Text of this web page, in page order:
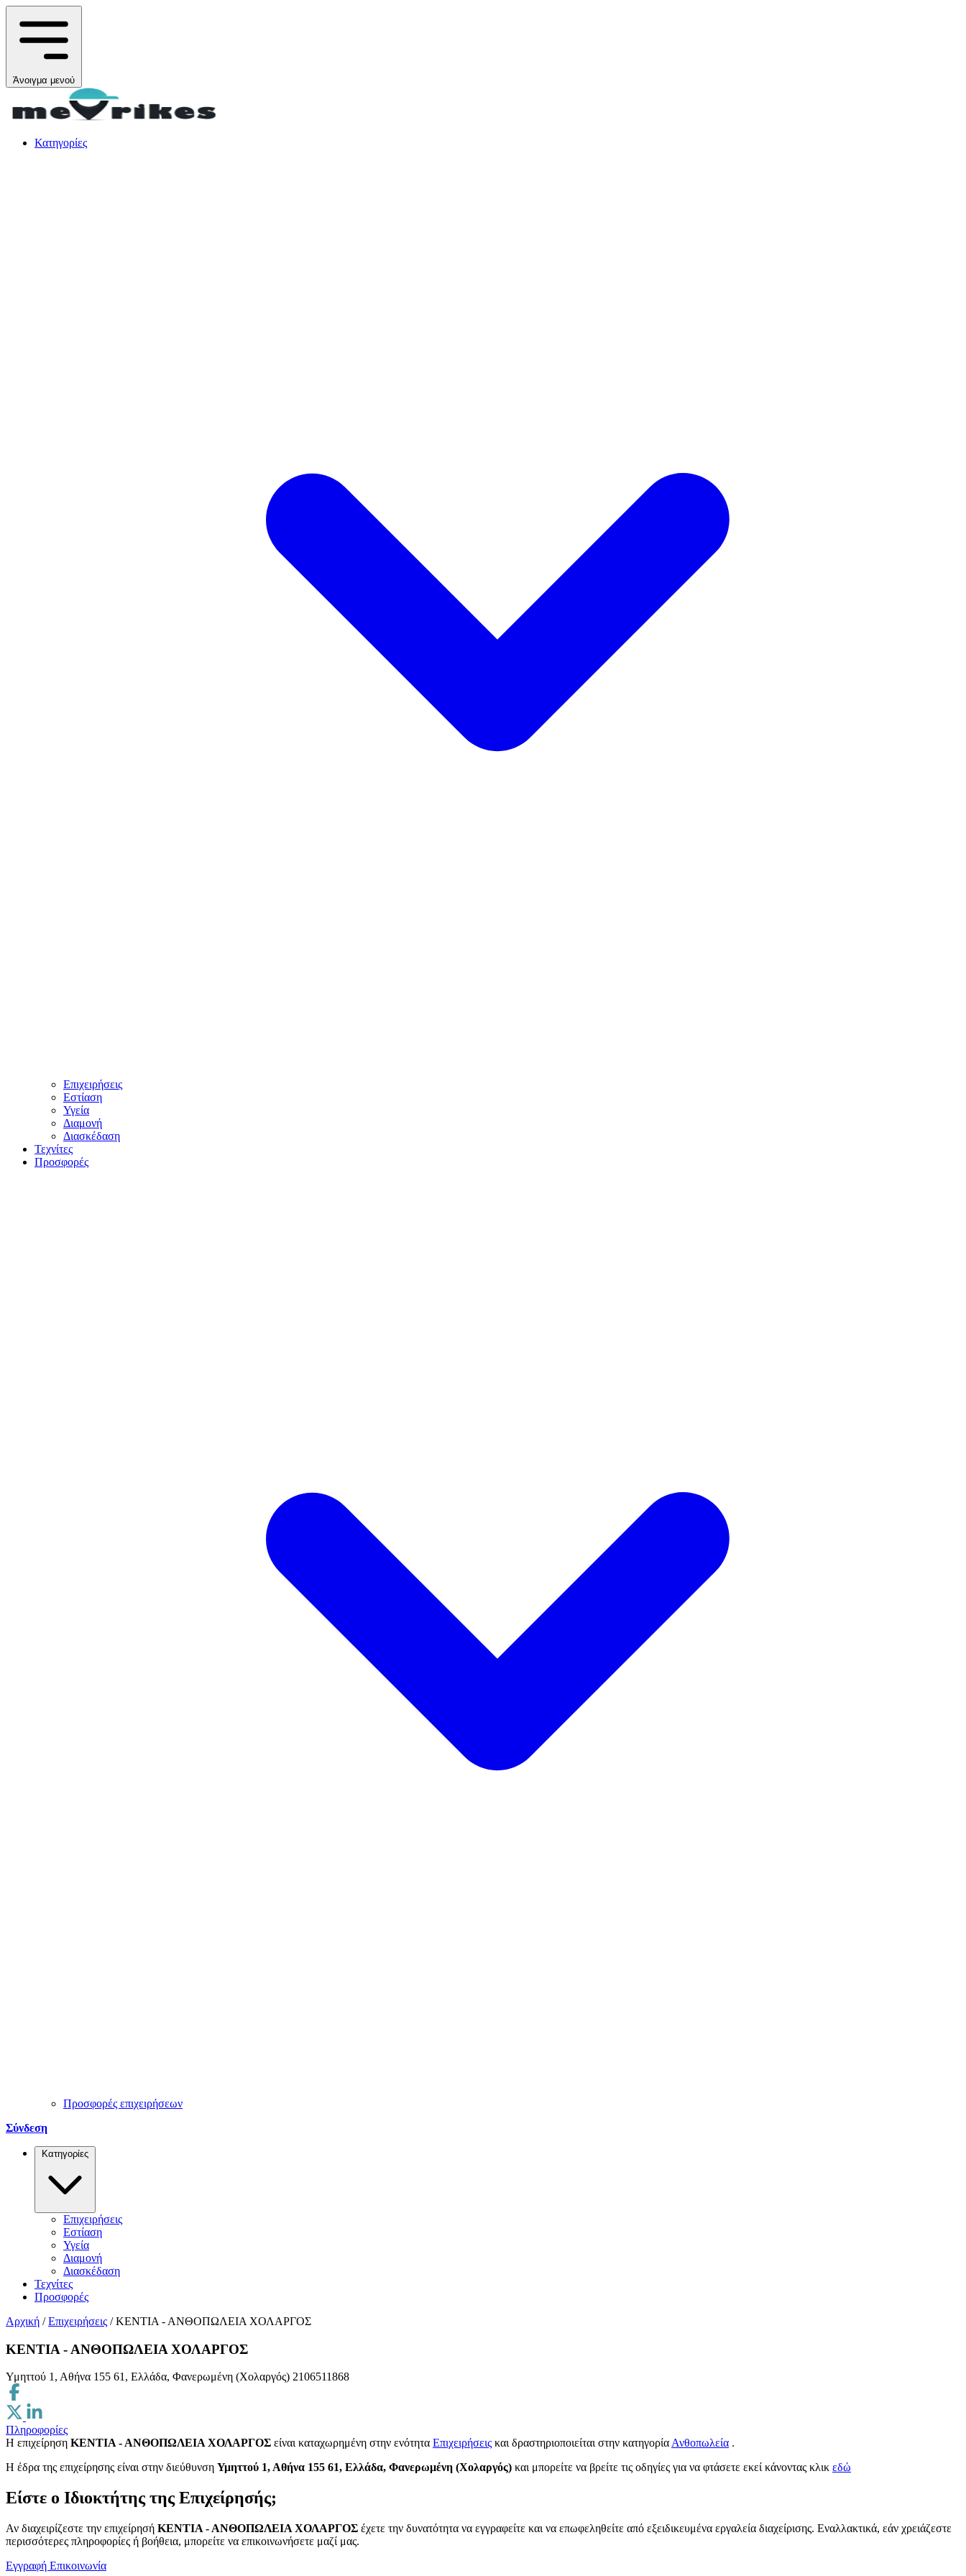
Άνοιγμα μενού
Κατηγορίες
Επιχειρήσεις
Εστίαση
Υγεία
Διαμονή
Διασκέδαση
Τεχνίτες
Προσφορές
Προσφορές επιχειρήσεων
Σύνδεση
Κατηγορίες
Επιχειρήσεις
Εστίαση
Υγεία
Διαμονή
Διασκέδαση
Τεχνίτες
Προσφορές
Αρχική / Επιχειρήσεις / ΚΕΝΤΙΑ - ΑΝΘΟΠΩΛΕΙΑ ΧΟΛΑΡΓΟΣ
ΚΕΝΤΙΑ - ΑΝΘΟΠΩΛΕΙΑ ΧΟΛΑΡΓΟΣ
Υμηττού 1, Αθήνα 155 61, Ελλάδα, Φανερωμένη (Χολαργός) 2106511868
Πληροφορίες
Η επιχείρηση ΚΕΝΤΙΑ - ΑΝΘΟΠΩΛΕΙΑ ΧΟΛΑΡΓΟΣ είναι καταχωρημένη στην ενότητα Επιχειρήσεις και δραστηριοποιείται στην κατηγορίαΑνθοπωλεία .
H έδρα της επιχείρησης είναι στην διεύθυνση Υμηττού 1, Αθήνα 155 61, Ελλάδα, Φανερωμένη (Χολαργός) και μπορείτε να βρείτε τις οδηγίες για να φτάσετε εκεί κάνοντας κλικ εδώ
Είστε ο Ιδιοκτήτης της Επιχείρησής;
Αν διαχειρίζεστε την επιχείρησή ΚΕΝΤΙΑ - ΑΝΘΟΠΩΛΕΙΑ ΧΟΛΑΡΓΟΣ έχετε την δυνατότητα να εγγραφείτε και να επωφεληθείτε από εξειδικευμένα εργαλεία διαχείρισης. Εναλλακτικά, εάν χρειάζεστε
περισσότερες πληροφορίες ή βοήθεια, μπορείτε να επικοινωνήσετε μαζί μας.
Εγγραφή Επικοινωνία